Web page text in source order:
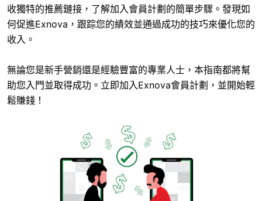
收獨特的推薦鏈接，了解加入會員計劃的簡單步驟。發現如
何促進Exnova，跟踪您的績效並通過成功的技巧來優化您的
收入。
無論您是新手營銷還是經驗豐富的專業人士，本指南都將幫
助您入門並取得成功。立即加入Exnova會員計劃，並開始輕
鬆賺錢！